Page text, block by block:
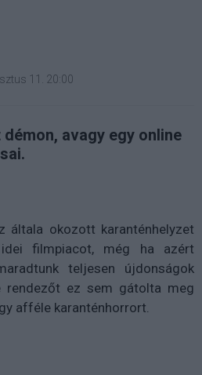
11. 20:00
avagy egy online
általa okozott karanténhelyzet
filmpiacot, még ha azért
teljesen újdonságok
rendezőt ez sem gátolta meg
afféle karanténhorrort.